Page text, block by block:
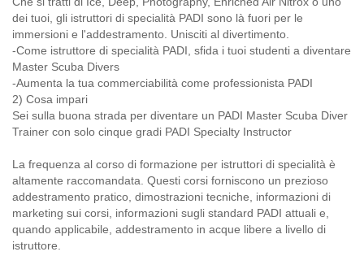
dei tuoi, gli istruttori di specialità PADI sono là fuori per le
immersioni e l'addestramento. Unisciti al divertimento.
-Come istruttore di specialità PADI, sfida i tuoi studenti a diventare
Master Scuba Divers
-Aumenta la tua commerciabilità come professionista PADI
2) Cosa impari
Sei sulla buona strada per diventare un PADI Master Scuba Diver
Trainer con solo cinque gradi PADI Specialty Instructor
La frequenza al corso di formazione per istruttori di specialità è
altamente raccomandata. Questi corsi forniscono un prezioso
addestramento pratico, dimostrazioni tecniche, informazioni di
marketing sui corsi, informazioni sugli standard PADI attuali e,
quando applicabile, addestramento in acque libere a livello di
istruttore.